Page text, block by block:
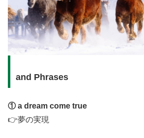
and Phrases
① a dream come true
👉夢の実現